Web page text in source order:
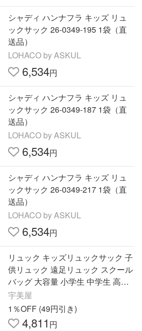
シャディ ハンナフラ キッズ リュ
ックサック 26-0349-195 1袋（直
送品）
LOHACO by ASKUL
6,534円
シャディ ハンナフラ キッズ リュ
ックサック 26-0349-187 1袋（直
送品）
LOHACO by ASKUL
6,534円
シャディ ハンナフラ キッズ リュ
ックサック 26-0349-217 1袋（直
送品）
LOHACO by ASKUL
6,534円
リュック キッズリュックサック 子
供リュック 遠足リュック スクール
バッグ 大容量 小学生 中学生 高校
生 女の子 男の子 軽量 通学 塾 習い
事 おしゃれ かわいい
宇美屋
1％OFF (49円引き)
4,811 円